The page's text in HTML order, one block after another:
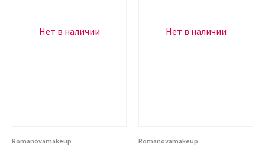
Нет в наличии
Romanovamakeup
Нет в наличии
Romanovamakeup